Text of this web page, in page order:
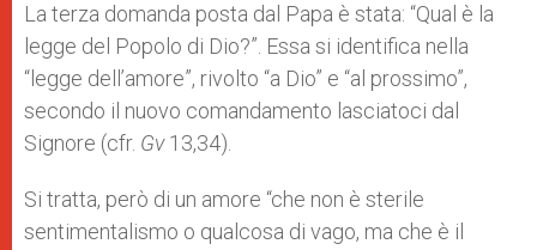
La terza domanda posta dal Papa è stata: “Qual è la
legge del Popolo di Dio?”. Essa si identifica nella
“legge dell’amore”, rivolto “a Dio” e “al prossimo”,
secondo il nuovo comandamento lasciatoci dal
Signore (cfr. Gv13,34).
Si tratta, però di un amore “che non è sterile
sentimentalismo o qualcosa di vago, ma che è il